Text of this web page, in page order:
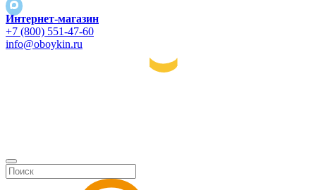
Интернет-магазин
+7 (800) 551-47-60
info@oboykin.ru